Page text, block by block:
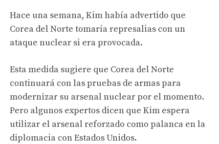
Hace una semana, Kim había advertido que
Corea del Norte tomaría represalias con un
ataque nuclear si era provocada.
Esta medida sugiere que Corea del Norte
continuará con las pruebas de armas para
modernizar su arsenal nuclear por el momento.
Pero algunos expertos dicen que Kim espera
utilizar el arsenal reforzado como palanca en la
diplomacia con Estados Unidos.